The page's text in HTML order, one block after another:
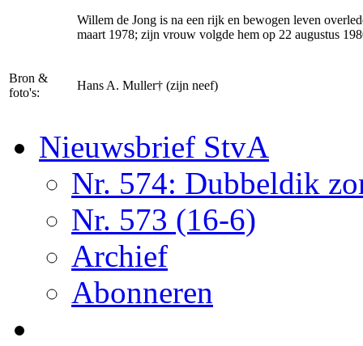
Willem de Jong is na een rijk en bewogen leven
maart 1978; zijn vrouw volgde hem op 22 augustus
Bron &
foto's:
Hans A. Muller† (zijn neef)
Nieuwsbrief StvA
Nr. 574: Dubbeldik
Nr. 573 (16-6)
Archief
Abonneren